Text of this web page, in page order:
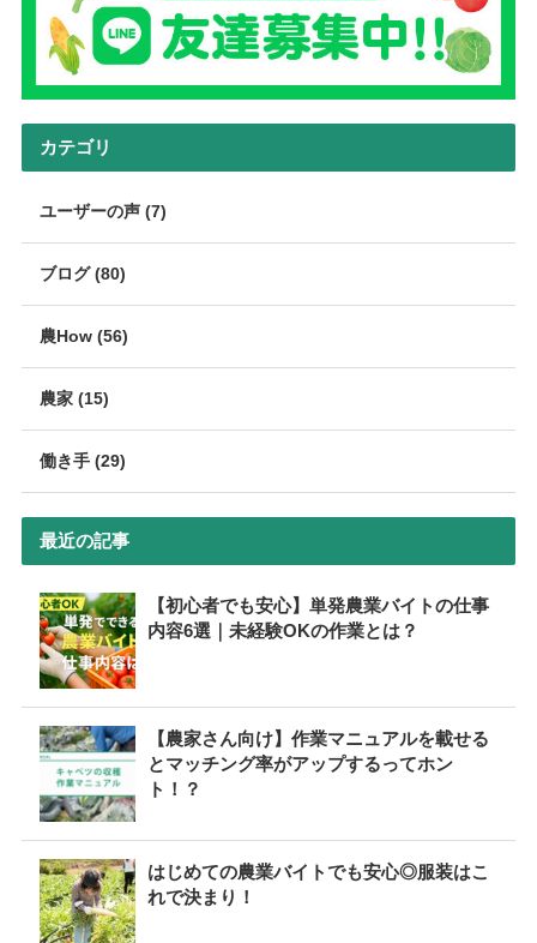
カテゴリ
ユーザーの声 (7)
ブログ (80)
農How (56)
農家 (15)
働き手 (29)
最近の記事
【初心者でも安心】単発農業バイトの仕事
内容6選｜未経験OKの作業とは？
【農家さん向け】作業マニュアルを載せる
とマッチング率がアップするってホン
ト！？
はじめての農業バイトでも安心◎服装はこ
れで決まり！